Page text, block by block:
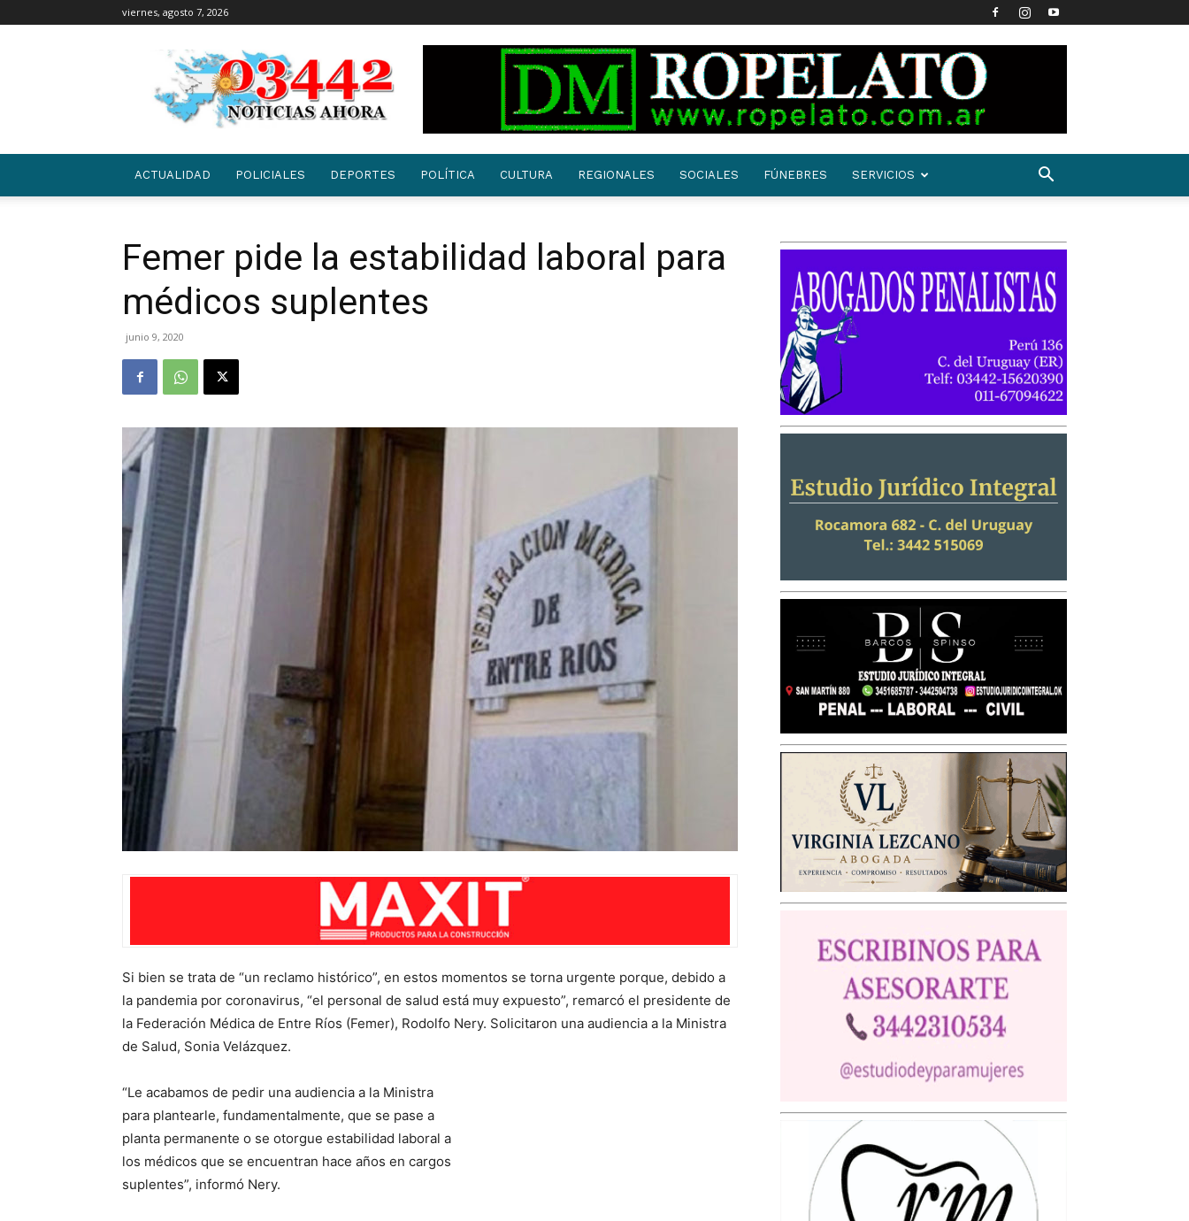
viernes, agosto 7, 2026
03442
|
NOTICIAS
ACTUALIDAD POLICIALES DEPORTES POLÍTICA CULTURA REGIONALES SOCIALES FÚNEBRES SERVICIOS
Femer pide la estabilidad laboral para
médicos suplentes
junio 9, 2020
Si bien se trata de “un reclamo histórico”, en estos momentos se torna urgente porque, debido a
la pandemia por coronavirus, “el personal de salud está muy expuesto”, remarcó el presidente de
la Federación Médica de Entre Ríos (Femer), Rodolfo Nery. Solicitaron una audiencia a la Ministra
de Salud, Sonia Velázquez.
“Le acabamos de pedir una audiencia a la Ministra
para plantearle, fundamentalmente, que se pase a
planta permanente o se otorgue estabilidad laboral a
los médicos que se encuentran hace años en cargos
suplentes”, informó Nery.